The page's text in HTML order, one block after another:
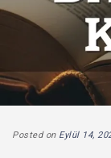
Posted on Eylül 14,